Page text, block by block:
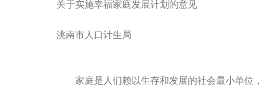
关于实施幸福家庭发展计划的意见
洮南市人口计生局
家庭是人们赖以生存和发展的社会最小单位，